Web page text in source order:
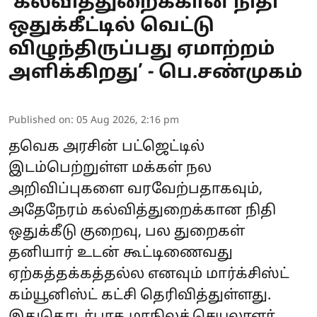
ஒதுக்கீட்டில் வெட்டு
விழுந்திருப்பது ஏமாற்றம்
அளிக்கிறது’ - பெ.சண்முகம்
Published on: 05 Aug 2026, 2:16 pm
தவெக அரசின் பட்ஜெட்டில்
இடம்பெற்றுள்ள மக்கள் நல
அறிவிப்புகளை வரவேற்பதாகவும்,
அதேநேரம் கல்வித்துறைக்கான நிதி
ஒதுக்கீடு குறைவு, பல துறைகள்
தனியார் உடன் கூட்டிணைவது
ஏற்கத்தக்கத்தல்ல எனவும் மார்க்சிஸ்ட்
கம்யூனிஸ்ட் கட்சி தெரிவித்துள்ளது.